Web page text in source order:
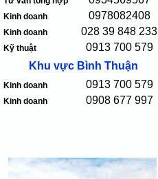
Kinh doanh 0978082408
Kinh doanh 028 39 848 233
Kỹ thuật
0913 700 579
Khu vực Bình Thuận
Kinh doanh 0913 700 579
Kinh doanh 0908 677 997